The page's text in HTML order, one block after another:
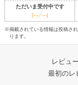
ただいま受付中です
[---／---]
※掲載されている情報は投稿さ
ります。
レビュ
最初のレ